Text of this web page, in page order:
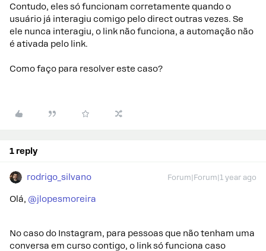
Contudo, eles só funcionam corretamente quando o
usuário já interagiu comigo pelo direct outras vezes. Se
ele nunca interagiu, o link não funciona, a automação não
é ativada pelo link.
Como faço para resolver este caso?
1 reply
rodrigo_silvano Forum|Forum|1 year ago
Olá, ​ @jlopesmoreira
No caso do Instagram, para pessoas que não tenham uma
conversa em curso contigo, o link só funciona caso